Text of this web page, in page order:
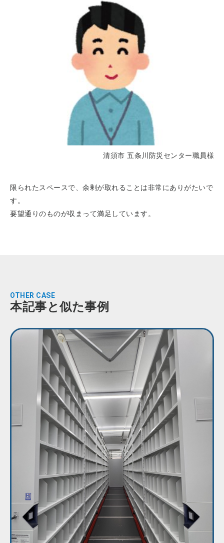
清須市 五条川防災センター職員様
限られたスペースで、余剰が取れることは非常にありがたいで
す。
要望通りのものが収まって満足しています。
OTHER CASE
本記事と似た事例